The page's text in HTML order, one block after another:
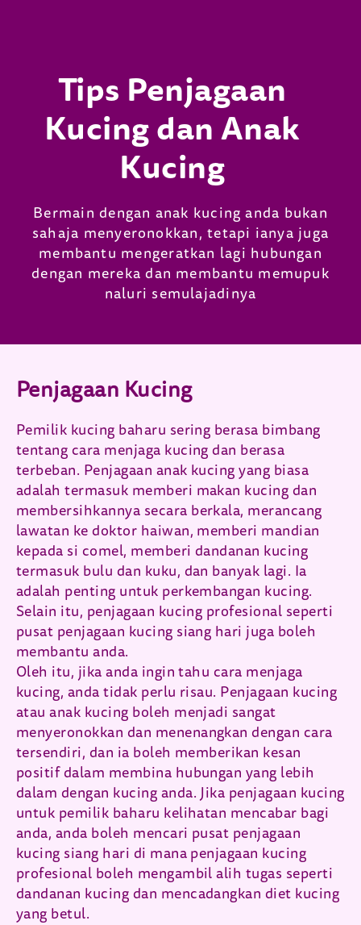
Tips Penjagaan
Kucing dan Anak
Kucing
Bermain dengan anak kucing anda bukan
sahaja menyeronokkan, tetapi ianya juga
membantu mengeratkan lagi hubungan
dengan mereka dan membantu memupuk
naluri semulajadinya
Penjagaan Kucing
Pemilik kucing baharu sering berasa bimbang
tentang cara menjaga kucing dan berasa
terbeban. Penjagaan anak kucing yang biasa
adalah termasuk memberi makan kucing dan
membersihkannya secara berkala, merancang
lawatan ke doktor haiwan, memberi mandian
kepada si comel, memberi dandanan kucing
termasuk bulu dan kuku, dan banyak lagi. Ia
adalah penting untuk perkembangan kucing.
Selain itu, penjagaan kucing profesional seperti
pusat penjagaan kucing siang hari juga boleh
membantu anda.
Oleh itu, jika anda ingin tahu cara menjaga
kucing, anda tidak perlu risau. Penjagaan kucing
atau anak kucing boleh menjadi sangat
menyeronokkan dan menenangkan dengan cara
tersendiri, dan ia boleh memberikan kesan
positif dalam membina hubungan yang lebih
dalam dengan kucing anda. Jika penjagaan kucing
untuk pemilik baharu kelihatan mencabar bagi
anda, anda boleh mencari pusat penjagaan
kucing siang hari di mana penjagaan kucing
profesional boleh mengambil alih tugas seperti
dandanan kucing dan mencadangkan diet kucing
yang betul.